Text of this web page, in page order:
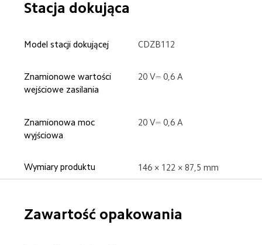
Stacja dokująca
Model stacji dokującej CDZB112
Znamionowe wartości
wejściowe zasilania
20 V⎓ 0,6 A
Znamionowa moc
wyjściowa
20 V⎓ 0,6 A
Wymiary produktu 146 × 122 × 87,5 mm
Zawartość opakowania